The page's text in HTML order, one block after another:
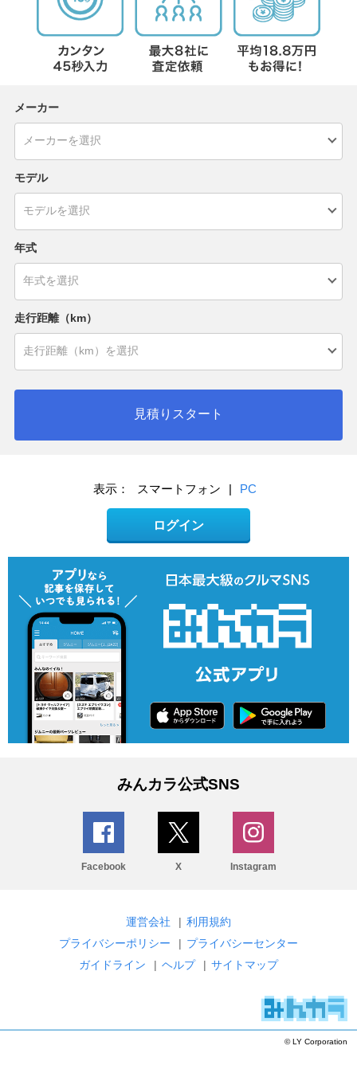
メーカー
モデル
年式
走行距離（km）
見積りスタート
表示： スマートフォン | PC
ログイン
みんカラ公式SNS
Facebook X Instagram
運営会社 | 利用規約
プライバシーポリシー
| プライバシーセンター
ガイドライン
| ヘルプ | サイトマップ
© LY Corporation